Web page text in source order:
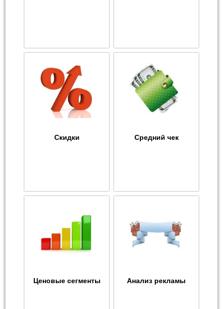
Скидки Средний чек
Ценовые сегменты Анализ рекламы